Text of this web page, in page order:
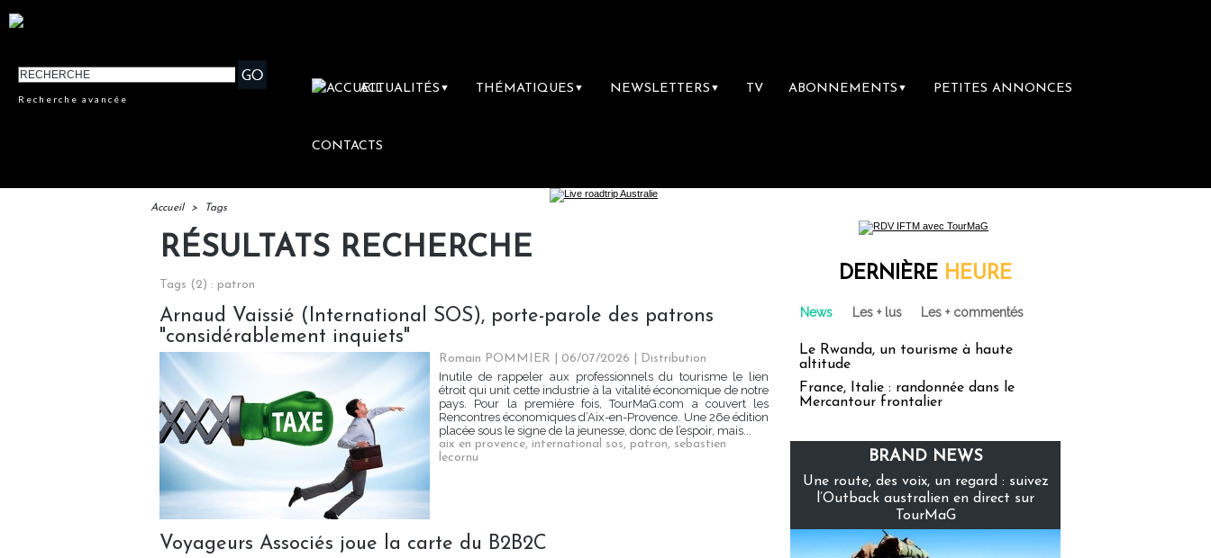
Recherche avancée
ACTUALITÉS ▼ THÉMATIQUES ▼ NEWSLETTERS ▼ TV ABONNEMENTS ▼ PETITES ANNONCES
CONTACTS
Accueil > Tags
RÉSULTATS RECHERCHE
Tags (2) : patron
Arnaud Vaissié (International SOS), porte-parole des patrons
"considérablement inquiets"
Romain POMMIER | 06/07/2026
Distribution
Inutile de rappeler aux professionnels du tourisme le lien
étroit qui unit cette industrie à la vitalité économique de notre
pays. Pour la première fois, TourMaG.com a couvert les
Rencontres économiques d’Aix-en-Provence. Une 26e édition
placée sous le signe de la jeunesse, donc de l’espoir, mais...
aix en provence, international sos, patron, sebastien
lecornu
Voyageurs Associés joue la carte du B2B2C
DERNIÈRE HEURE
News Les + lus Les + commentés
Le Rwanda, un tourisme à haute
altitude
France, Italie : randonnée dans le
Mercantour frontalier
BRAND NEWS
Une route, des voix, un regard : suivez
l’Outback australien en direct sur
TourMaG